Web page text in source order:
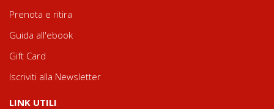
Prenota e ritira
Guida all'ebook
Gift Card
Iscriviti alla Newsletter
LINK UTILI